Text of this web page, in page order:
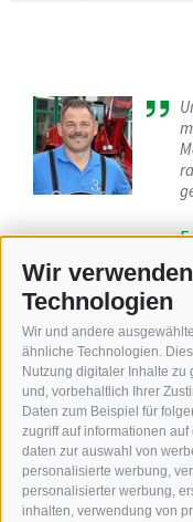
Wir
Technologien
Wir und andere ausgewählte
ähnliche Technologien.
Nutzung digitaler Inhalte
und, vorbehaltlich Ihrer
Daten zum Beispiel für
zugriff auf informationen
daten zur auswahl von
personalisierte werbung,
personalisierter werbung,
inhalten, verwendung von